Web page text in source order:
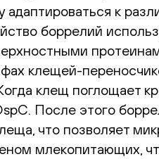
к
боррелий
клещей-
клещ поглощает
После этого
что позволяет
млекопитающих,